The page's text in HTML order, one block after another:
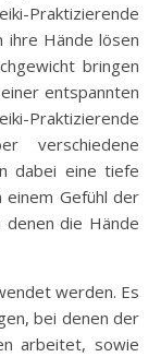
Praktizierende
ihre Hände lösen
bringen
entspannten
Praktizierende
verschiedene
dabei eine tiefe
Gefühl der
denen die Hände
werden. Es
bei denen der
arbeitet, sowie